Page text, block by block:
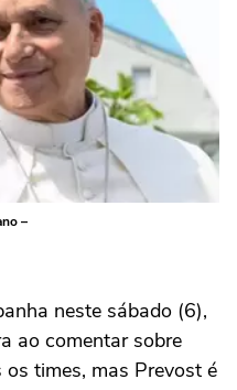
–
neste sábado (6),
ao comentar sobre
times, mas Prevost é